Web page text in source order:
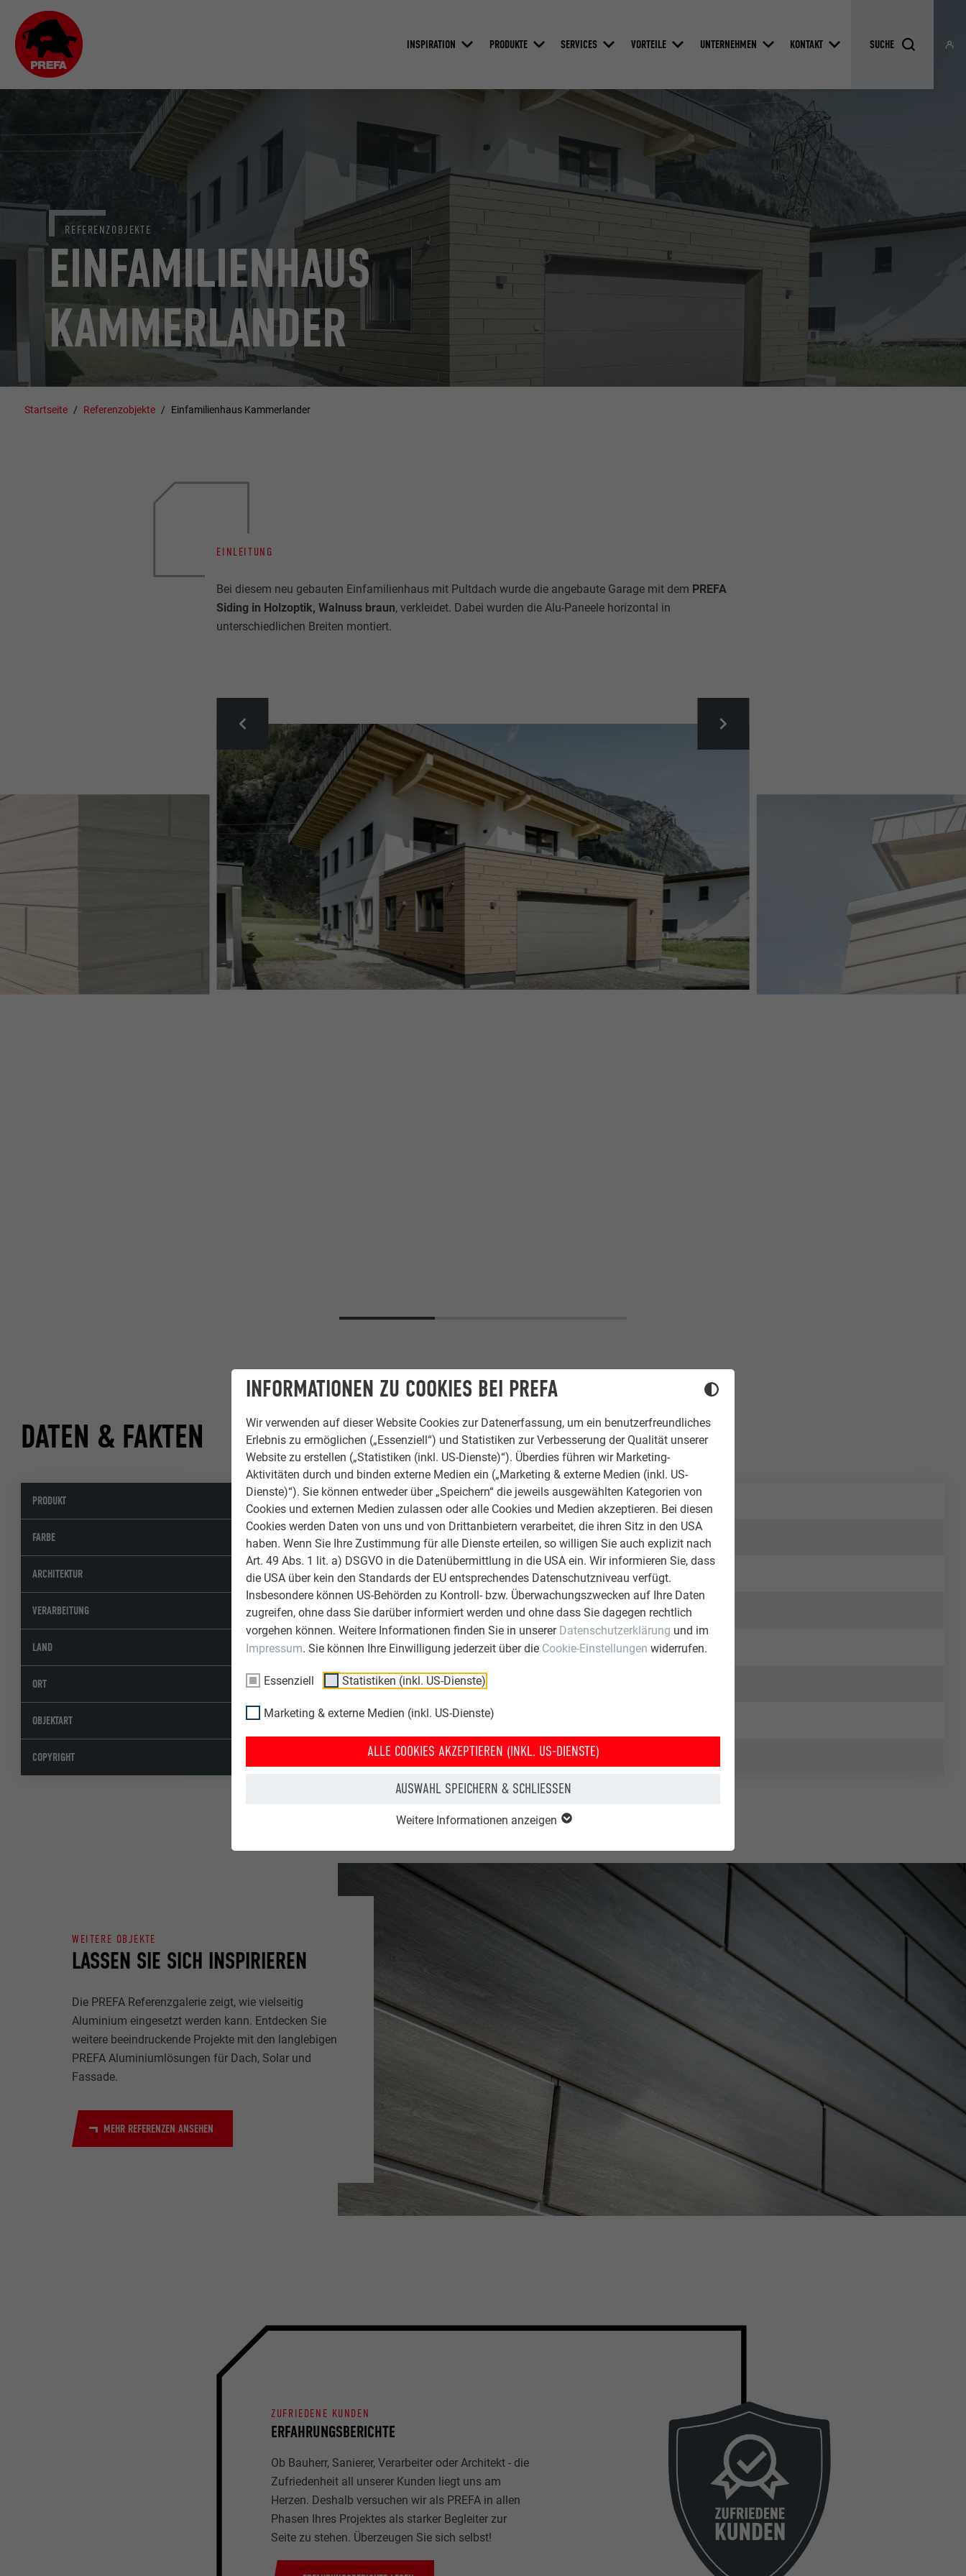
INFORMATIONEN ZU COOKIES BEI PREFA
Wir verwenden auf dieser Website Cookies zur Datenerfassung, um ein benutzerfreundliches
Erlebnis zu ermöglichen („Essenziell“) und Statistiken zur Verbesserung der Qualität unserer
Website zu erstellen („Statistiken (inkl. US-Dienste)“). Überdies führen wir Marketing-
Aktivitäten durch und binden externe Medien ein („Marketing & externe Medien (inkl. US-
Dienste)“). Sie können entweder über „Speichern“ die jeweils ausgewählten Kategorien von
Cookies und externen Medien zulassen oder alle Cookies und Medien akzeptieren. Bei diesen
Cookies werden Daten von uns und von Drittanbietern verarbeitet, die ihren Sitz in den USA
haben. Wenn Sie Ihre Zustimmung für alle Dienste erteilen, so willigen Sie auch explizit nach
Art. 49 Abs. 1 lit. a) DSGVO in die Datenübermittlung in die USA ein. Wir informieren Sie, dass
die USA über kein den Standards der EU entsprechendes Datenschutzniveau verfügt.
Insbesondere können US-Behörden zu Kontroll- bzw. Überwachungszwecken auf Ihre Daten
zugreifen, ohne dass Sie darüber informiert werden und ohne dass Sie dagegen rechtlich
vorgehen können. Weitere Informationen finden Sie in unserer Datenschutzerklärung und im
Impressum. Sie können Ihre Einwilligung jederzeit über die Cookie-Einstellungen widerrufen.
Essenziell Statistiken (inkl. US-Dienste)
Marketing & externe Medien (inkl. US-Dienste)
ALLE COOKIES AKZEPTIEREN (INKL. US-DIENSTE)
AUSWAHL SPEICHERN & SCHLIESSEN
Weitere Informationen anzeigen
INSPIRATION PRODUKTE SERVICES VORTEILE UNTERNEHMEN KONTAKT
EINFAMILIENHAUS
KAMMERLANDER
REFERENZOBJEKTE
Startseite Referenzobjekte Einfamilienhaus Kammerlander
EINLEITUNG
Bei diesem neu gebauten Einfamilienhaus mit Pultdach wurde die angebaute Garage mit dem PREFA
Siding in Holzoptik, Walnuss braun, verkleidet. Dabei wurden die Alu-Paneele horizontal in
unterschiedlichen Breiten montiert.
DATEN & FAKTEN
PRODUKT
FARBE 38 walnuss braun
ARCHITEKTUR -
VERARBEITUNG Kammerlander KG
LAND Österreich
ORT Umhausen
OBJEKTART Einfamilienhäuser
COPYRIGHT © PREFA | Croce & Wir
LASSEN SIE SICH INSPIRIEREN
WEITERE OBJEKTE
Die PREFA Referenzgalerie zeigt, wie vielseitig
Aluminium eingesetzt werden kann. Entdecken Sie
weitere beeindruckende Projekte mit den langlebigen
PREFA Aluminiumlösungen für Dach, Solar und
Fassade.
MEHR REFERENZEN ANSEHEN
ERFAHRUNGSBERICHTE
ZUFRIEDENE KUNDEN
Ob Bauherr, Sanierer, Verarbeiter oder Architekt - die
Zufriedenheit all unserer Kunden liegt uns am
Herzen. Deshalb versuchen wir als PREFA in allen
Phasen Ihres Projektes als starker Begleiter zur
Seite zu stehen. Überzeugen Sie sich selbst!